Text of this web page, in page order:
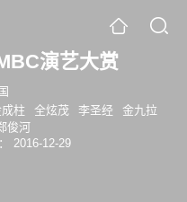
演艺大赏
柱 全炫茂 李圣经
金九拉
俊河
2016-12-29